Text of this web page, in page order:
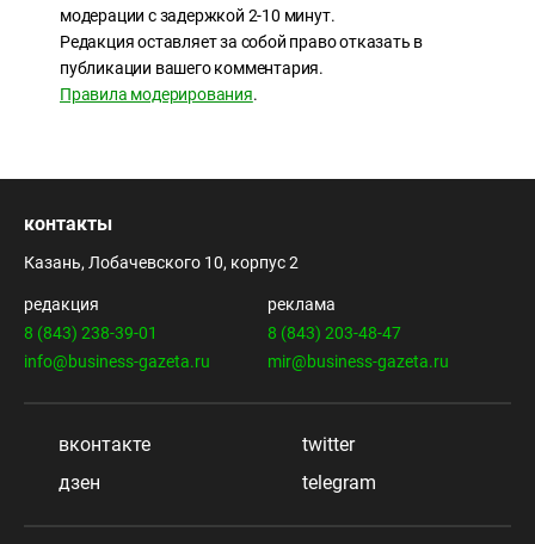
модерации с задержкой 2-10 минут.
Редакция оставляет за собой право отказать в
публикации вашего комментария.
Правила модерирования.
контакты
Казань, Лобачевского 10, корпус 2
редакция
8 (843) 238-39-01
info@business-gazeta.ru
реклама
8 (843) 203-48-47
mir@business-gazeta.ru
вконтакте
twitter
дзен
telegram